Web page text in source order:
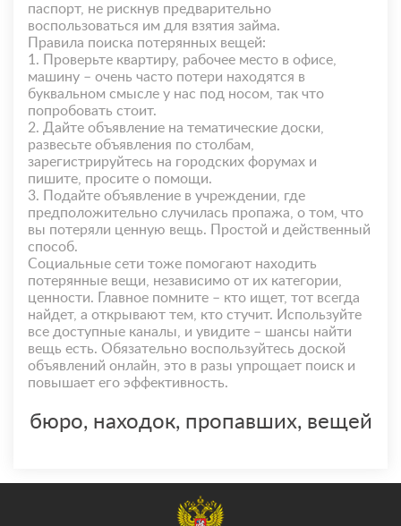
паспорт, не рискнув предварительно
воспользоваться им для взятия займа.
Правила поиска потерянных вещей:
1. Проверьте квартиру, рабочее место в офисе,
машину – очень часто потери находятся в
буквальном смысле у нас под носом, так что
попробовать стоит.
2. Дайте объявление на тематические доски,
развесьте объявления по столбам,
зарегистрируйтесь на городских форумах и
пишите, просите о помощи.
3. Подайте объявление в учреждении, где
предположительно случилась пропажа, о том, что
вы потеряли ценную вещь. Простой и действенный
способ.
Социальные сети тоже помогают находить
потерянные вещи, независимо от их категории,
ценности. Главное помните – кто ищет, тот всегда
найдет, а открывают тем, кто стучит. Используйте
все доступные каналы, и увидите – шансы найти
вещь есть. Обязательно воспользуйтесь доской
объявлений онлайн, это в разы упрощает поиск и
повышает его эффективность.
бюро, находок, пропавших, вещей